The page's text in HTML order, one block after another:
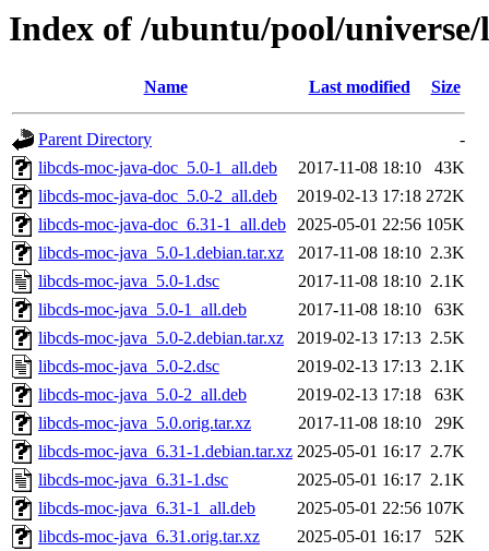
Index of /ubuntu/pool/
Name Last modified Size
Parent Directory
-
libcds-moc-java-doc_5.0-1_all.deb
2017-11-08 18:10
43K
libcds-moc-java-doc_5.0-2_all.deb
2019-02-13 17:18 272K
libcds-moc-java-doc_6.31-1_all.deb 2025-05-01 22:56 105K
libcds-moc-java_5.0-1.debian.tar.xz
2017-11-08 18:10 2.3K
libcds-moc-java_5.0-1.dsc
2017-11-08 18:10 2.1K
libcds-moc-java_5.0-1_all.deb
2017-11-08 18:10
63K
libcds-moc-java_5.0-2.debian.tar.xz
2019-02-13 17:13 2.5K
libcds-moc-java_5.0-2.dsc
2019-02-13 17:13 2.1K
libcds-moc-java_5.0-2_all.deb
2019-02-13 17:18
63K
libcds-moc-java_5.0.orig.tar.xz
2017-11-08 18:10
29K
libcds-moc-java_6.31-1.debian.tar.xz 2025-05-01 16:17 2.7K
libcds-moc-java_6.31-1.dsc
2025-05-01 16:17 2.1K
libcds-moc-java_6.31-1_all.deb
2025-05-01 22:56 107K
libcds-moc-java_6.31.orig.tar.xz
2025-05-01 16:17 52K